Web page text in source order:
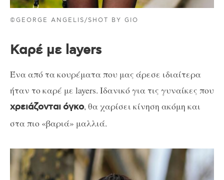
©GEORGE ANGELIS/SHOT BY GIO
Καρέ με layers
Ένα από τα κουρέματα που μας άρεσε ιδιαίτερα
ήταν το καρέ με layers. Ιδανικό για τις γυναίκες που
χρειάζονταιόγκο, θα χαρίσει κίνηση ακόμη και
στα πιο «βαριά» μαλλιά.